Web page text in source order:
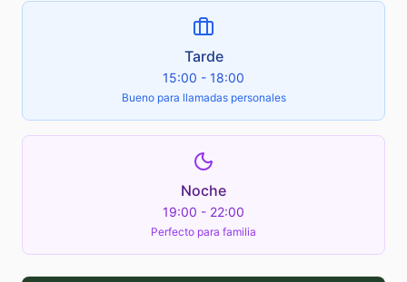
Tarde
15:00 - 18:00
Bueno para llamadas personales
Noche
19:00 - 22:00
Perfecto para familia